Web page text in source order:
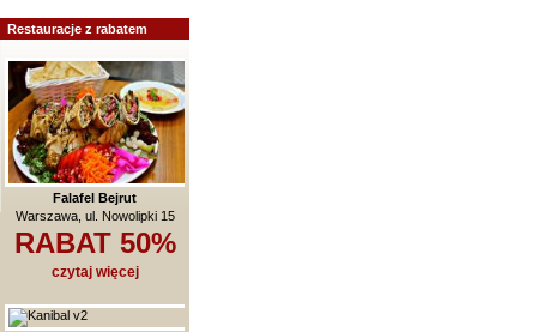
Restauracje z rabatem
Falafel Bejrut
Warszawa, ul. Nowolipki 15
RABAT 50%
czytaj więcej